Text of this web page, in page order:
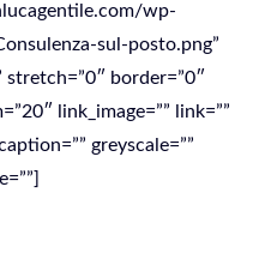
wp-
sul-posto.png”
stretch=”0″ border=”0″
link_image=”” link=””
greyscale=””